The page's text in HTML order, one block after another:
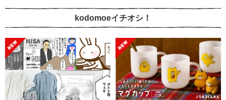
kodomoeイチオシ！